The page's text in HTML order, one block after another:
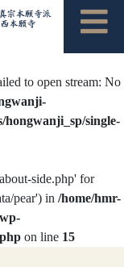
to open stream: No
hongwanji_sp/single-
side.php' for
pear') in /home/hmr-
on line 15